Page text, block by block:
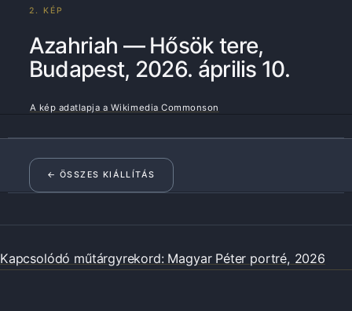
2. KÉP
Azahriah — Hősök tere,
Budapest, 2026. április 10.
A kép adatlapja a Wikimedia Commonson
← ÖSSZES KIÁLLÍTÁS
Kapcsolódó műtárgyrekord: Magyar Péter portré, 2026